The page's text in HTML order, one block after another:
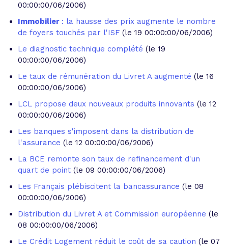
00:00:00/06/2006)
Immobilier : la hausse des prix augmente le nombre
de foyers touchés par l'ISF (le 19 00:00:00/06/2006)
Le diagnostic technique complété (le 19
00:00:00/06/2006)
Le taux de rémunération du Livret A augmenté (le 16
00:00:00/06/2006)
LCL propose deux nouveaux produits innovants (le 12
00:00:00/06/2006)
Les banques s'imposent dans la distribution de
l'assurance (le 12 00:00:00/06/2006)
La BCE remonte son taux de refinancement d'un
quart de point (le 09 00:00:00/06/2006)
Les Français plébiscitent la bancassurance (le 08
00:00:00/06/2006)
Distribution du Livret A et Commission européenne (le
08 00:00:00/06/2006)
Le Crédit Logement réduit le coût de sa caution (le 07